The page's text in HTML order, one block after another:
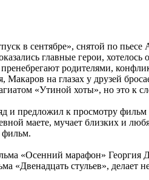
в сентябре», снятой по
главные герои,
родителями,
на глазах у друзей
«Утиной хоты», но это к
предложил к просмотру
маете, мучает близких и
фильм.
«Осенний марафон»
стульев», делает